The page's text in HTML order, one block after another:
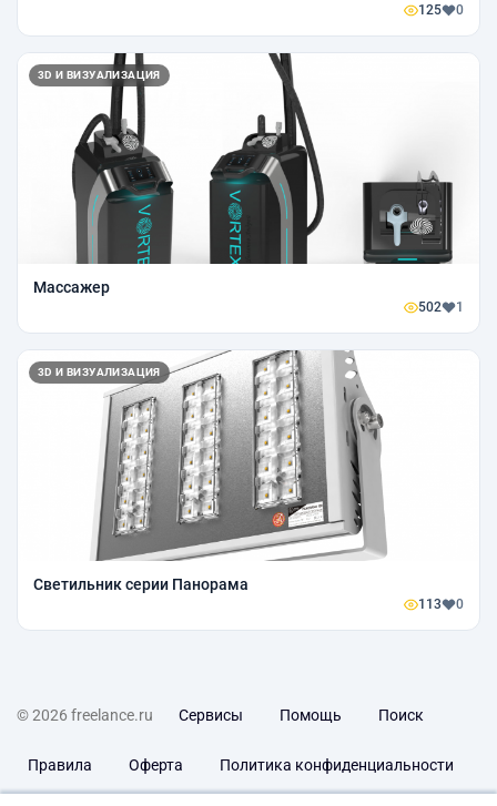
125 0
3D И ВИЗУАЛИЗАЦИЯ
Массажер
502 1
3D И ВИЗУАЛИЗАЦИЯ
Светильник серии Панорама
113 0
© 2026 freelance.ru Сервисы Помощь Поиск
Правила Оферта Политика конфиденциальности